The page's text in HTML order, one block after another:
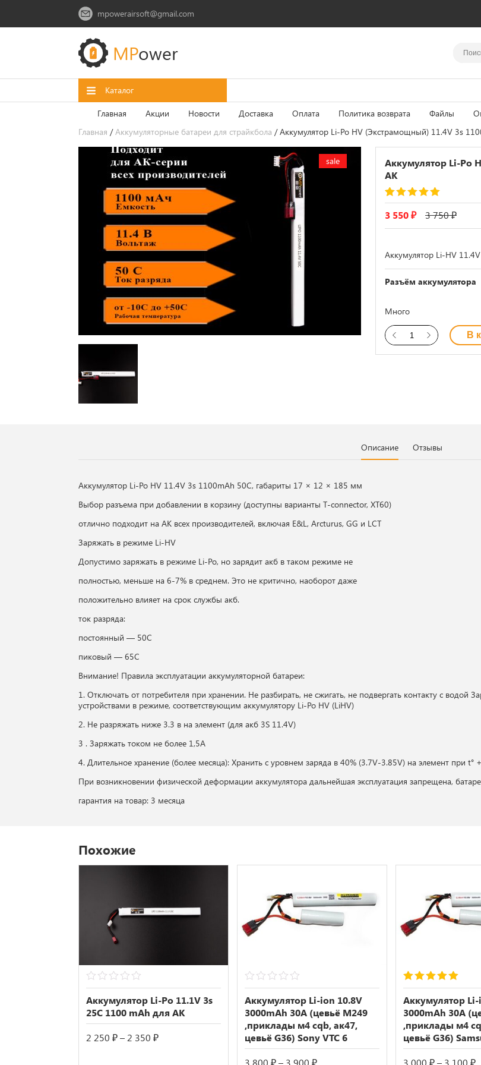
mpowerairsoft@gmail.com
MPower
Каталог
Главная Акции Новости Доставка Оплата Политика возврата Файлы
Главная /Аккумуляторные батареи для страйкбола / Аккумулятор Li-Po HV (Экстрамощный) 11.4V 3s
sale
Аккумулятор Li-Po
АК
Рейтинг5.00
из 5 на основе
опроса
1
пользователя
3 750₽
3 550₽
Аккумулятор Li-HV
Разъём аккумулятора
Много
В
Описание Отзывы
Аккумулятор Li-Po HV 11.4V 3s 1100mAh 50С, габариты 17 × 12 × 185 мм
Выбор разъема при добавлении в корзину (доступны варианты T-connector, XT60)
отлично подходит на АК всех производителей, включая E&L, Arcturus, GG и LCT
Заряжать в режиме Li-HV
Допустимо заряжать в режиме Li-Po, но зарядит акб в таком режиме не
полностью, меньше на 6-7% в среднем. Это не критично, наоборот даже
положительно влияет на срок службы акб.
ток разряда:
постоянный — 50С
пиковый — 65С
Внимание! Правила эксплуатации аккумуляторной батареи:
1. Отключать от потребителя при хранении. Не разбирать, не сжигать, не подвергать контакту с водой
устройствами в режиме, соответствующим аккумулятору Li-Po HV (LiHV)
2. Не разряжать ниже 3.3 в на элемент (для акб 3S 11.4V)
3 . Заряжать током не более 1,5А
4. Длительное хранение (более месяца): Хранить с уровнем заряда в 40% (3.7V-3.85V) на элемент при t°
При возникновении физической деформации аккумулятора дальнейшая эксплуатация запрещена,
гарантия на товар: 3 месяца
Похожие
0
out
of
5
Аккумулятор Li-Po 11.1V 3s
25С 1100 mAh для АК
2 250 ₽–2 350 ₽Диапазон
0
out
of
5
Аккумулятор Li-ion 10.8V
3000mAh 30А (цевьё M249
,приклады м4 cqb, ак47,
цевьё G36) Sony VTC 6
Диапазон
5.00out of 5
Аккумулятор
3000mAh 30А
,приклады м4
цевьё G36)